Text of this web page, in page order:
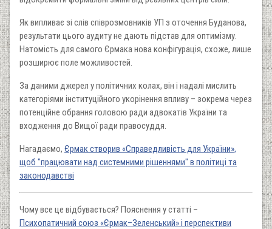
Як випливає зі слів співрозмовників УП з оточення Буданова,
результати цього аудиту не дають підстав для оптимізму.
Натомість для самого Єрмака нова конфігурація, схоже, лише
розширює поле можливостей.
За даними джерел у політичних колах, він і надалі мислить
категоріями інституційного укорінення впливу – зокрема через
потенційне обрання головою ради адвокатів України та
входження до Вищої ради правосуддя.
Нагадаємо, Єрмак створив «Справедливість для України»,
щоб "працювати над системними рішеннями" в політиці та
законодавстві
Чому все це відбувається? Пояснення у статті –
Психопатичний союз «Єрмак–Зеленський» і перспективи